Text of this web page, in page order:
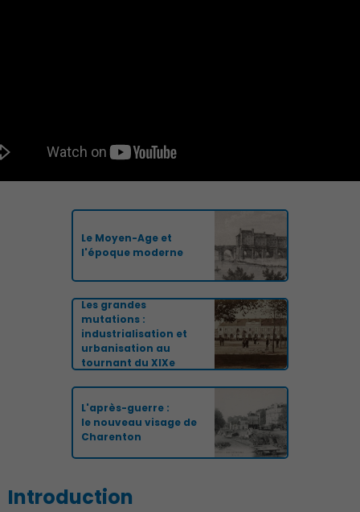
Le Moyen-Age et
l'époque moderne
Les grandes
mutations :
industrialisation et
urbanisation au
tournant du XIXe
L'après-guerre :
le nouveau visage de
Charenton
Introduction